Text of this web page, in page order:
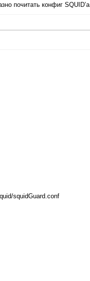
почитать конфиг SQUID’а.
squidGuard.conf